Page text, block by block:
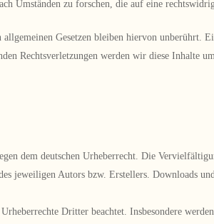
Umständen zu forschen, die auf eine
Gesetzen bleiben hiervon unberührt.
Rechtsverletzungen werden wir diese Inhalte
dem deutschen Urheberrecht. Die
jeweiligen Autors bzw. Erstellers. Downloads
Dritter beachtet. Insbesondere